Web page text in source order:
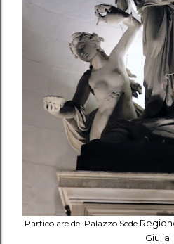
Particolare del Palazzo Sede
Giulia